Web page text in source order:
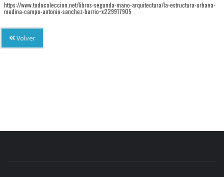
https://www.todocoleccion.net/libros-segunda-mano-arquitectura/la-estructura-urbana-
medina-campo-antonio-sanchez-barrio~x229917905
Volver